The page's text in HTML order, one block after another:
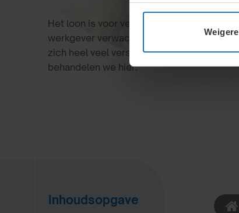
Het loon is voor veel medewerkers het
werkgever verwachten. Dit recht voor de
zich heel veel verschillende vraagstukken
behandelen we hier.
Inhoudsopgave